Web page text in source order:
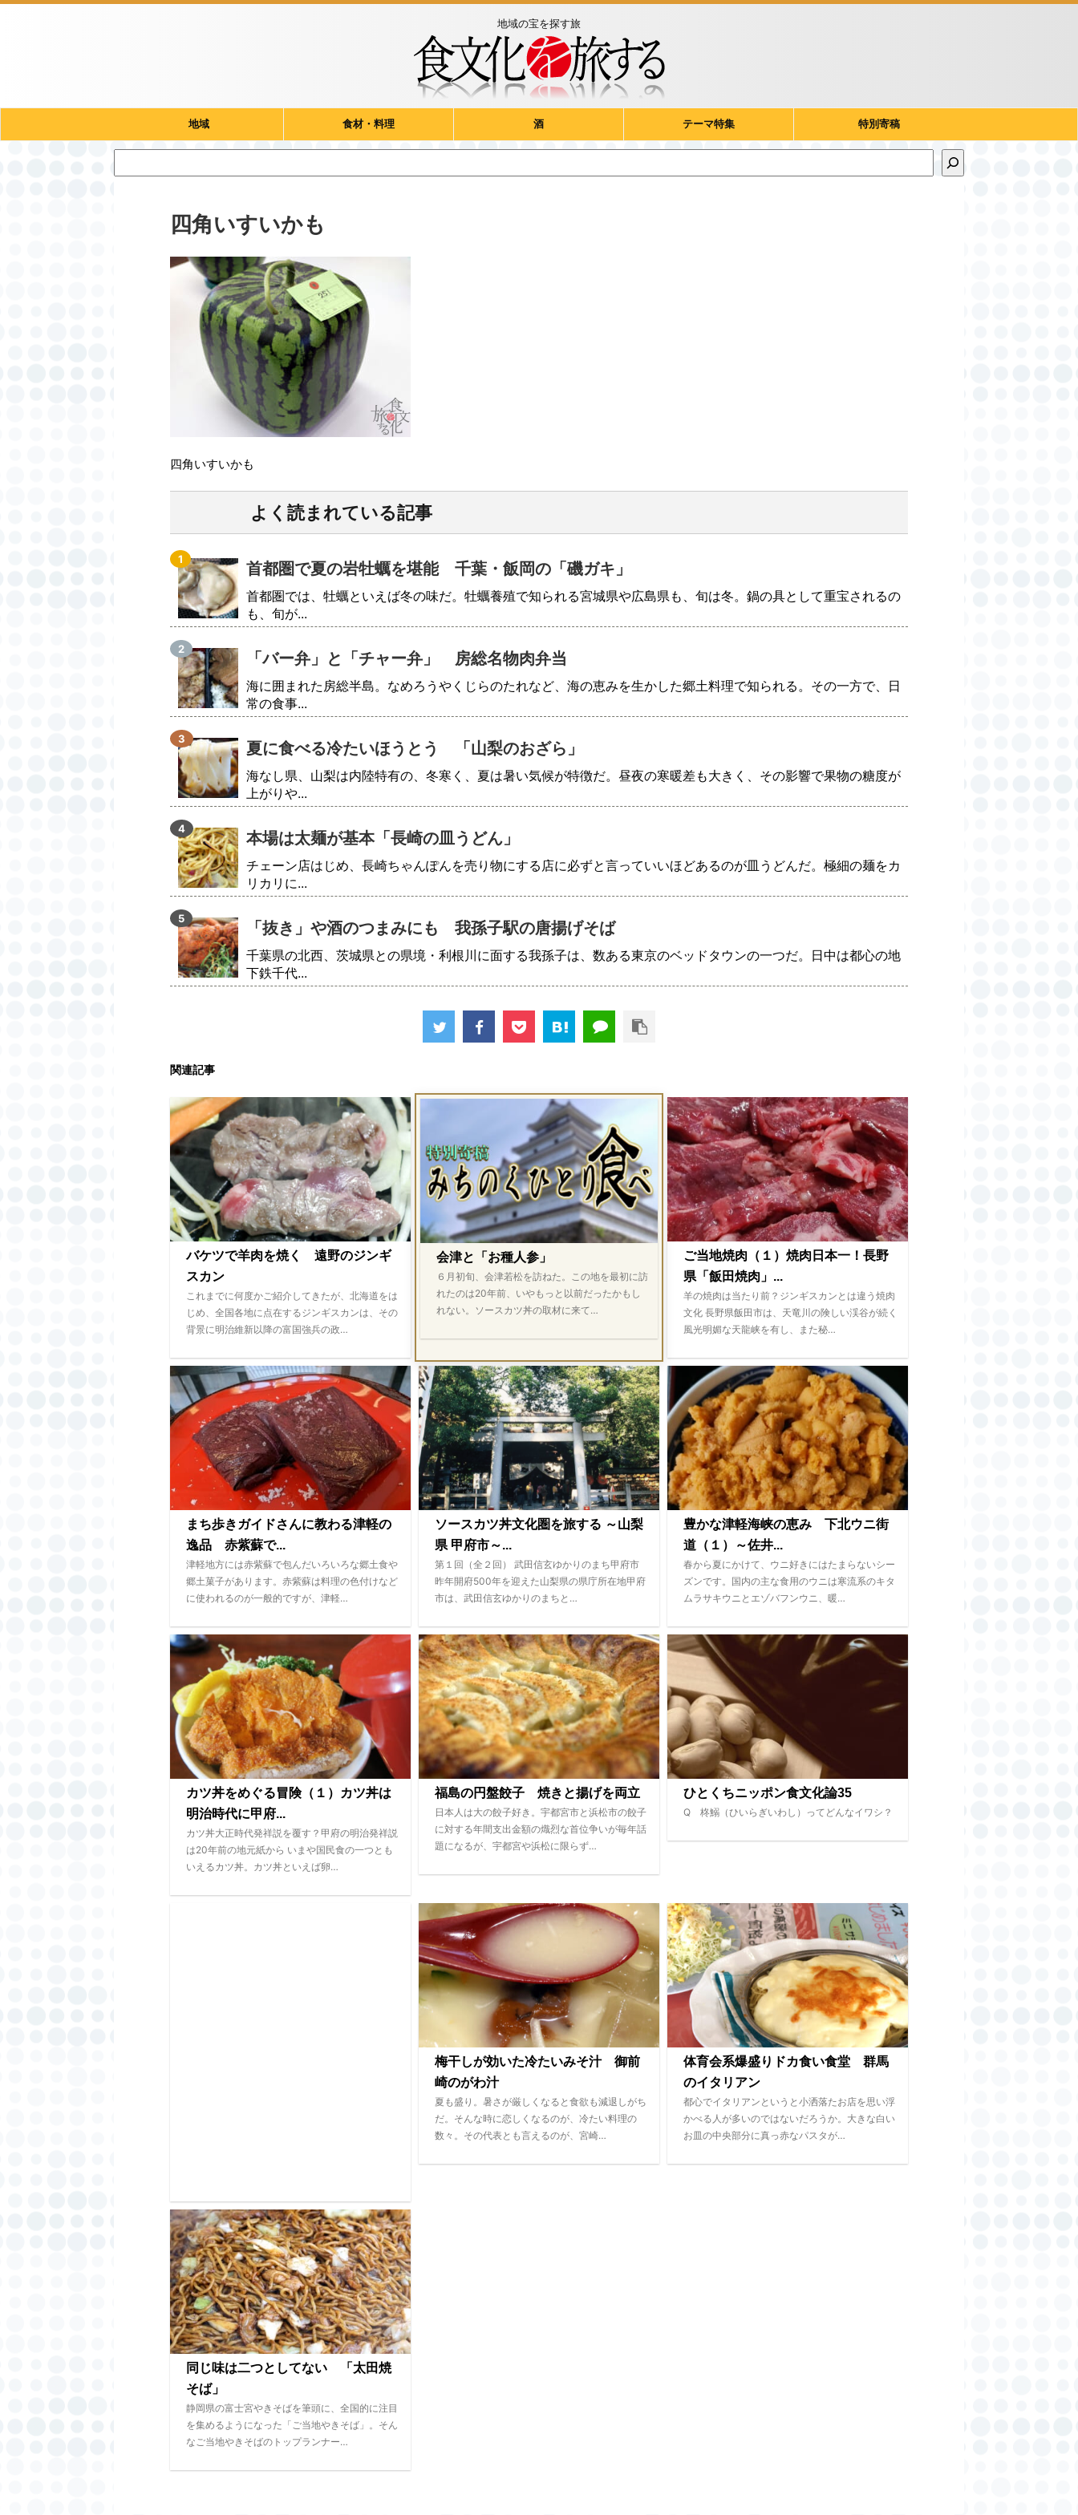
地域の宝を探す旅
地域 食材・料理 酒 テーマ特集 特別寄稿
四角いすいかも
四角いすいかも
よく読まれている記事
首都圏で夏の岩牡蠣を堪能 千葉・飯岡の「磯ガキ」
首都圏では、牡蠣といえば冬の味だ。牡蠣養殖で知られる宮城県や広島県も、旬は冬。鍋の具として重宝されるの
も、旬が...
「バー弁」と「チャー弁」 房総名物肉弁当
海に囲まれた房総半島。なめろうやくじらのたれなど、海の恵みを生かした郷土料理で知られる。その一方で、日
常の食事...
夏に食べる冷たいほうとう 「山梨のおざら」
海なし県、山梨は内陸特有の、冬寒く、夏は暑い気候が特徴だ。昼夜の寒暖差も大きく、その影響で果物の糖度が
上がりや...
本場は太麺が基本「長崎の皿うどん」
チェーン店はじめ、長崎ちゃんぽんを売り物にする店に必ずと言っていいほどあるのが皿うどんだ。極細の麺をカ
リカリに...
「抜き」や酒のつまみにも 我孫子駅の唐揚げそば
千葉県の北西、茨城県との県境・利根川に面する我孫子は、数ある東京のベッドタウンの一つだ。日中は都心の地
下鉄千代...
関連記事
バケツで羊肉を焼く 遠野のジンギ
スカン
これまでに何度かご紹介してきたが、北海道をは
じめ、全国各地に点在するジンギスカンは、その
背景に明治維新以降の富国強兵の政…
会津と「お種人参」
６月初旬、会津若松を訪ねた。この地を最初に訪
れたのは20年前、いやもっと以前だったかもし
れない。ソースカツ丼の取材に来て…
ご当地焼肉（１）焼肉日本一！長野
県「飯田焼肉」...
羊の焼肉は当たり前？ジンギスカンとは違う焼肉
文化 長野県飯田市は、天竜川の険しい渓谷が続く
風光明媚な天龍峡を有し、また秘…
まち歩きガイドさんに教わる津軽の
逸品 赤紫蘇で...
津軽地方には赤紫蘇で包んだいろいろな郷土食や
郷土菓子があります。赤紫蘇は料理の色付けなど
に使われるのが一般的ですが、津軽…
ソースカツ丼文化圏を旅する ～山梨
県 甲府市～...
第１回（全２回） 武田信玄ゆかりのまち甲府市
昨年開府500年を迎えた山梨県の県庁所在地甲府
市は、武田信玄ゆかりのまちと…
豊かな津軽海峡の恵み 下北ウニ街
道（１）～佐井...
春から夏にかけて、ウニ好きにはたまらないシー
ズンです。国内の主な食用のウニは寒流系のキタ
ムラサキウニとエゾバフンウニ、暖…
カツ丼をめぐる冒険（１）カツ丼は
明治時代に甲府...
カツ丼大正時代発祥説を覆す？甲府の明治発祥説
は20年前の地元紙から いまや国民食の一つとも
いえるカツ丼。カツ丼といえば卵…
福島の円盤餃子 焼きと揚げを両立
日本人は大の餃子好き。宇都宮市と浜松市の餃子
に対する年間支出金額の熾烈な首位争いが毎年話
題になるが、宇都宮や浜松に限らず…
ひとくちニッポン食文化論35
Q 柊鰯（ひいらぎいわし）ってどんなイワシ？
梅干しが効いた冷たいみそ汁 御前
崎のがわ汁
夏も盛り。暑さが厳しくなると食欲も減退しがち
だ。そんな時に恋しくなるのが、冷たい料理の
数々。その代表とも言えるのが、宮崎…
体育会系爆盛りドカ食い食堂 群馬
のイタリアン
都心でイタリアンというと小洒落たお店を思い浮
かべる人が多いのではないだろうか。大きな白い
お皿の中央部分に真っ赤なパスタが…
同じ味は二つとしてない 「太田焼
そば」
静岡県の富士宮やきそばを筆頭に、全国的に注目
を集めるようになった「ご当地やきそば」。そん
なご当地やきそばのトップランナー…